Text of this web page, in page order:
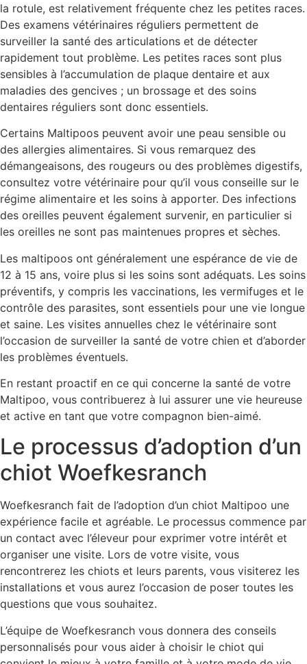
la rotule, est relativement fréquente chez les petites races.
Des examens vétérinaires réguliers permettent de
surveiller la santé des articulations et de détecter
rapidement tout problème. Les petites races sont plus
sensibles à l’accumulation de plaque dentaire et aux
maladies des gencives ; un brossage et des soins
dentaires réguliers sont donc essentiels.
Certains Maltipoos peuvent avoir une peau sensible ou
des allergies alimentaires. Si vous remarquez des
démangeaisons, des rougeurs ou des problèmes digestifs,
consultez votre vétérinaire pour qu’il vous conseille sur le
régime alimentaire et les soins à apporter. Des infections
des oreilles peuvent également survenir, en particulier si
les oreilles ne sont pas maintenues propres et sèches.
Les maltipoos ont généralement une espérance de vie de
12 à 15 ans, voire plus si les soins sont adéquats. Les soins
préventifs, y compris les vaccinations, les vermifuges et le
contrôle des parasites, sont essentiels pour une vie longue
et saine. Les visites annuelles chez le vétérinaire sont
l’occasion de surveiller la santé de votre chien et d’aborder
les problèmes éventuels.
En restant proactif en ce qui concerne la santé de votre
Maltipoo, vous contribuerez à lui assurer une vie heureuse
et active en tant que votre compagnon bien-aimé.
Le processus d’adoption d’un
chiot Woefkesranch
Woefkesranch fait de l’adoption d’un chiot Maltipoo une
expérience facile et agréable. Le processus commence par
un contact avec l’éleveur pour exprimer votre intérêt et
organiser une visite. Lors de votre visite, vous
rencontrerez les chiots et leurs parents, vous visiterez les
installations et vous aurez l’occasion de poser toutes les
questions que vous souhaitez.
L’équipe de Woefkesranch vous donnera des conseils
personnalisés pour vous aider à choisir le chiot qui